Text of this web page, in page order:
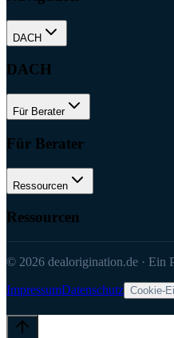
DACH
DACH
Für Berater
Für Berater
Ressourcen
Ressourcen
© 2026 dealorigination.de · Ein
ImpressumDatenschutz Cookie-